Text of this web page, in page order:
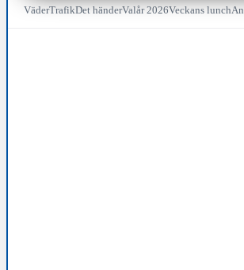
VäderTrafikDet händerValår 2026Veckans lunch